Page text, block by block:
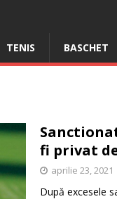
TENIS BASCHET
fi privat
aprilie 23, 2021
După excesele